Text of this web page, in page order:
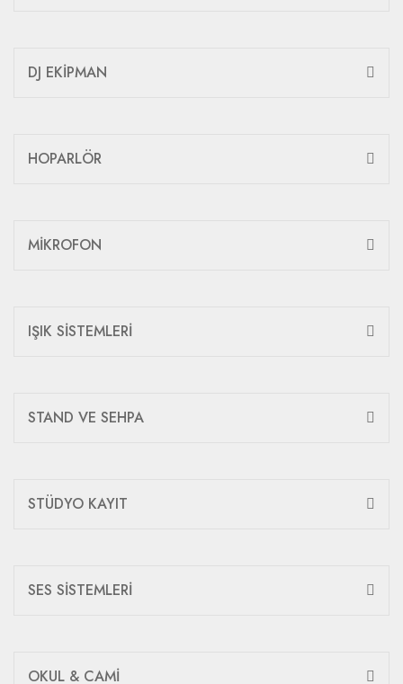
DJ EKİPMAN
HOPARLÖR
MİKROFON
IŞIK SİSTEMLERİ
STAND VE SEHPA
STÜDYO KAYIT
SES SİSTEMLERİ
OKUL & CAMİ